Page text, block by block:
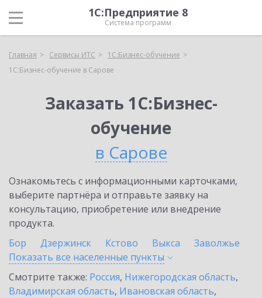
1С:Предприятие 8
Система программ
Главная Сервисы ИТС
1С:Бизнес-обучение
1С:Бизнес-обучение в Сарове
Заказать 1С:Бизнес-
обучение
в Сарове
Ознакомьтесь с информационными карточками,
выберите партнёра и отправьте заявку на
консультацию, приобретение или внедрение
продукта.
Бор
Дзержинск Кстово Выкса
Заволжье
Показать все населенные пункты
Смотрите также: Россия, Нижегородская область,
Владимирская область, Ивановская область,